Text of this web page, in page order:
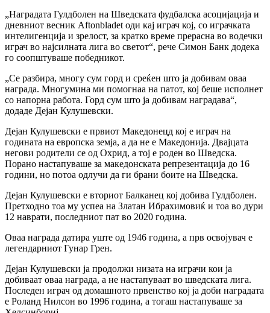
„Наградата Гулдболен на Шведската фудбалска асоцијација и
дневниот весник Aftonbladet оди кај играч кој, со играчката
интелигенција и зрелост, за кратко време прерасна во водечки
играч во најсилната лига во светот“, рече Симон Банк додека
го соопштуваше победникот.
„Се разбира, многу сум горд и среќен што ја добивам оваа
награда. Многумина ми помогнаа на патот, кој беше исполнет
со напорна работа. Горд сум што ја добивам наградава“,
додаде Дејан Кулушевски.
Дејан Кулушевски е првиот Македонецд кој е играч на
годината на европска земја, а да не е Македонија. Двајцата
негови родители се од Охрид, а тој е роден во Шведска.
Порано настапуваше за македонската репрезентација до 16
години, но потоа одлучи да ги брани боите на Шведска.
Дејан Кулушевски е вториот Балканец кој добива Гулдболен.
Претходно тоа му успеа на Златан Ибрахимовиќ и тоа во дури
12 наврати, последниот пат во 2020 година.
Оваа награда датира уште од 1946 година, а прв освојувач е
легендарниот Гунар Грен.
Дејан Кулушевски ја продолжи низата на играчи кои ја
добиваат оваа награда, а не настапуваат во шведската лига.
Последен играч од домашното првенство кој ја доби наградата
е Роланд Нилсон во 1996 година, а тогаш настапуваше за